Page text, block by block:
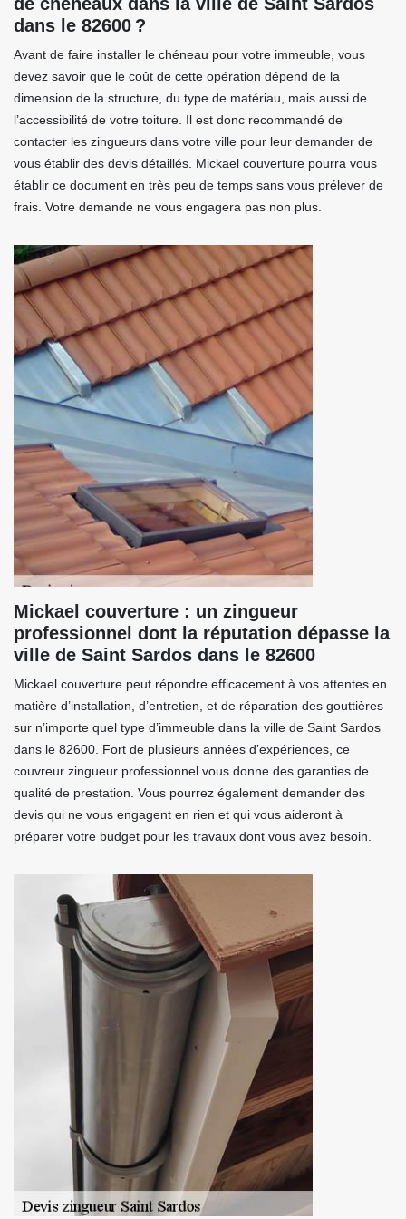
dans le 82600 ?
Avant de faire installer le chéneau pour votre immeuble, vous
devez savoir que le coût de cette opération dépend de la
dimension de la structure, du type de matériau, mais aussi de
l’accessibilité de votre toiture. Il est donc recommandé de
contacter les zingueurs dans votre ville pour leur demander de
vous établir des devis détaillés. Mickael couverture pourra vous
établir ce document en très peu de temps sans vous prélever de
frais. Votre demande ne vous engagera pas non plus.
Mickael couverture : un zingueur
professionnel dont la réputation dépasse la
ville de Saint Sardos dans le 82600
Mickael couverture peut répondre efficacement à vos attentes en
matière d’installation, d’entretien, et de réparation des gouttières
sur n’importe quel type d’immeuble dans la ville de Saint Sardos
dans le 82600. Fort de plusieurs années d’expériences, ce
couvreur zingueur professionnel vous donne des garanties de
qualité de prestation. Vous pourrez également demander des
devis qui ne vous engagent en rien et qui vous aideront à
préparer votre budget pour les travaux dont vous avez besoin.